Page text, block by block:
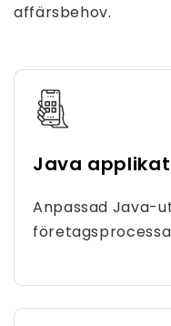
affärsbehov.
Java
Anpassad Java-